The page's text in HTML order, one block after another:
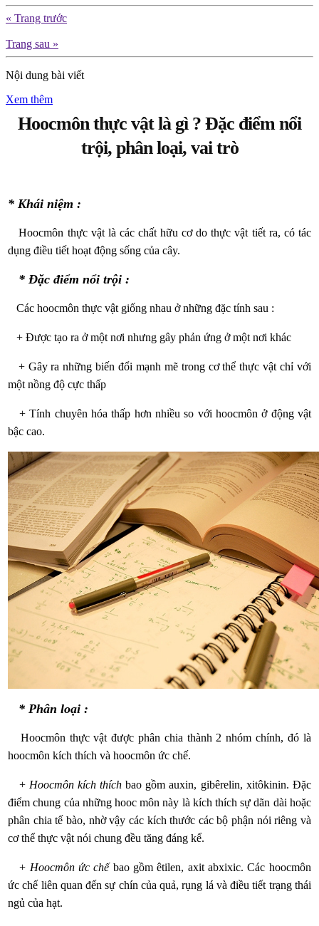
« Trang trước
Trang sau »
Nội dung bài viết
Xem thêm
Hoocmôn thực vật là gì ? Đặc điểm nổi
trội, phân loại, vai trò
* Khái niệm :
Hoocmôn thực vật là các chất hữu cơ do thực vật tiết ra, có tác
dụng điều tiết hoạt động sống của cây.
* Đặc điểm nổi trội :
Các hoocmôn thực vật giống nhau ở những đặc tính sau :
+ Được tạo ra ở một nơi nhưng gây phản ứng ở một nơi khác
+ Gây ra những biến đổi mạnh mẽ trong cơ thể thực vật chỉ với
một nồng độ cực thấp
+ Tính chuyên hóa thấp hơn nhiều so với hoocmôn ở động vật
bậc cao.
* Phân loại :
Hoocmôn thực vật được phân chia thành 2 nhóm chính, đó là
hoocmôn kích thích và hoocmôn ức chế.
+ Hoocmôn kích thích bao gồm auxin, gibêrelin, xitôkinin. Đặc
điểm chung của những hooc môn này là kích thích sự dãn dài hoặc
phân chia tế bào, nhờ vậy các kích thước các bộ phận nói riêng và
cơ thể thực vật nói chung đều tăng đáng kể.
+ Hoocmôn ức chếbao gồm êtilen, axit abxixic. Các hoocmôn
ức chế liên quan đến sự chín của quả, rụng lá và điều tiết trạng thái
ngủ của hạt.